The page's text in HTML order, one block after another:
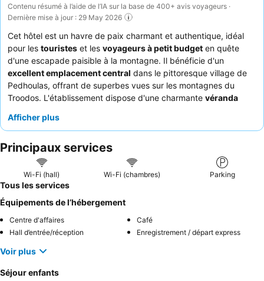
Contenu résumé à l’aide de l’IA sur la base de 400+ avis voyageurs ·
Dernière mise à jour : 29 May 2026
Cet hôtel est un havre de paix charmant et authentique, idéal
pour les touristes et les voyageurs à petit budget en quête
d'une escapade paisible à la montagne. Il bénéficie d'un
excellent emplacement central dans le pittoresque village de
Pedhoulas, offrant de superbes vues sur les montagnes du
Troodos. L'établissement dispose d'une charmante véranda
clients louent constamment le
excellent rapport qualité-prix, qui comprend des fruits frais, des
œufs et des gâteaux faits maison. Pour une expérience
optimale, pensez à demander une chambre avec unbalcon
pour profiter de vues imprenables sur la montagne.
Afficher plus
Principaux services
Wi-Fi (hall) Wi-Fi (chambres) Parking
Tous les services
Équipements de l’hébergement
Centre d'affaires
Café
Hall d’entrée/réception
Enregistrement / départ express
Voir plus
Séjour enfants